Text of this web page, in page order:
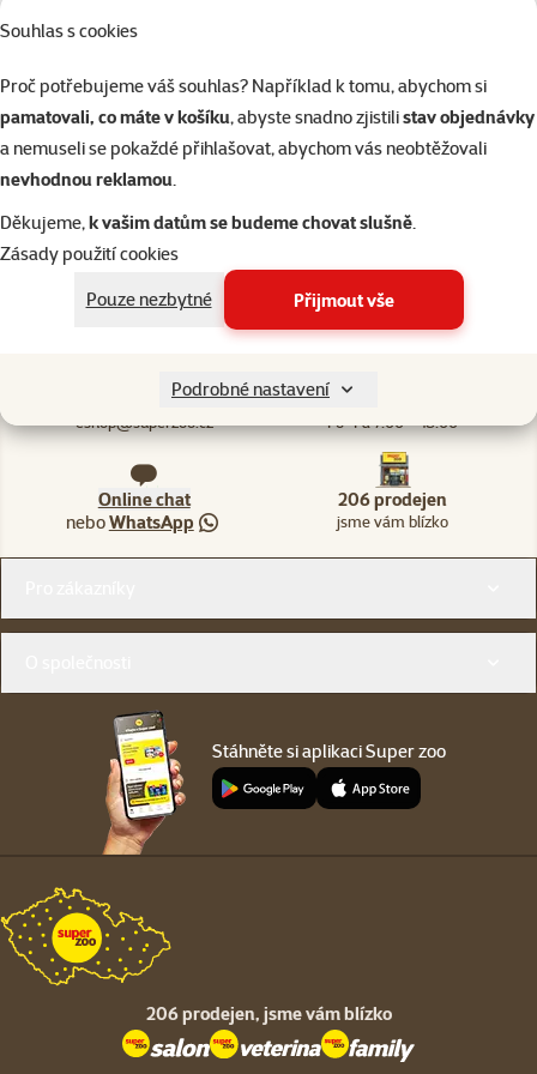
Souhlas s cookies
Proč potřebujeme váš souhlas? Například k tomu, abychom si
pamatovali, co máte v košíku, abyste snadno zjistilistav objednávky
a nemuseli se pokaždé přihlašovat, abychom vás neobtěžovali
nevhodnou reklamou.
Děkujeme,k vašim datům se budeme chovat slušně.
Zásady použití cookies
Pouze nezbytné
Přijmout vše
Podrobné nastavení
180ml
Cena
79 Kč
Napište nám
eshop@superzoo.cz
321 000 180
Po–Pá 7:00 – 18:00
Online chat
neboWhatsApp
206 prodejen
jsme vám blízko
Stáhněte si aplikaci Super zoo
206 prodejen, jsme vám blízko